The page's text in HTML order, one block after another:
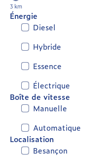
3 km
Énergie
Diesel
Hybride
Essence
Électrique
Boîte de vitesse
Manuelle
Automatique
Localisation
Besançon